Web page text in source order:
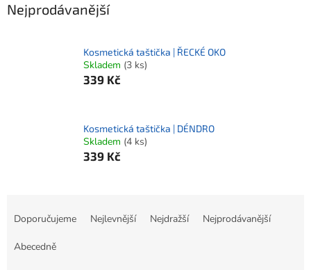
Nejprodávanější
Kosmetická taštička | ŘECKÉ OKO
Skladem (3 ks)
339 Kč
Kosmetická taštička | DÉNDRO
Skladem (4 ks)
339 Kč
Doporučujeme Nejlevnější Nejdražší Nejprodávanější
Abecedně